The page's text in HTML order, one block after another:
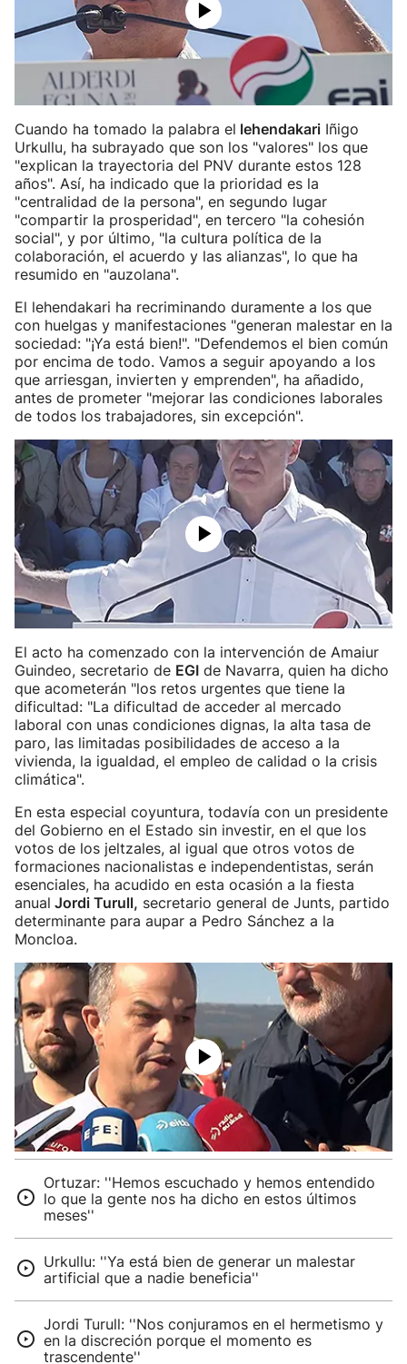
Cuando ha tomado la palabra el lehendakari Iñigo
Urkullu, ha subrayado que son los "valores" los que
"explican la trayectoria del PNV durante estos 128
años". Así, ha indicado que la prioridad es la
"centralidad de la persona", en segundo lugar
"compartir la prosperidad", en tercero "la cohesión
social", y por último, "la cultura política de la
colaboración, el acuerdo y las alianzas", lo que ha
resumido en "auzolana".
El lehendakari ha recriminando duramente a los que
con huelgas y manifestaciones "generan malestar en la
sociedad: "¡Ya está bien!". "Defendemos el bien común
por encima de todo. Vamos a seguir apoyando a los
que arriesgan, invierten y emprenden", ha añadido,
antes de prometer "mejorar las condiciones laborales
de todos los trabajadores, sin excepción".
El acto ha comenzado con la intervención de Amaiur
Guindeo, secretario de EGI de Navarra, quien ha dicho
que acometerán "los retos urgentes que tiene la
dificultad: "La dificultad de acceder al mercado
laboral con unas condiciones dignas, la alta tasa de
paro, las limitadas posibilidades de acceso a la
vivienda, la igualdad, el empleo de calidad o la crisis
climática".
En esta especial coyuntura, todavía con un presidente
del Gobierno en el Estado sin investir, en el que los
votos de los jeltzales, al igual que otros votos de
formaciones nacionalistas e independentistas, serán
esenciales, ha acudido en esta ocasión a la fiesta
anual Jordi Turull, secretario general de Junts, partido
determinante para aupar a Pedro Sánchez a la
Moncloa.
Ortuzar: ''Hemos escuchado y hemos entendido
lo que la gente nos ha dicho en estos últimos
meses''
Urkullu: ''Ya está bien de generar un malestar
artificial que a nadie beneficia''
Jordi Turull: ''Nos conjuramos en el hermetismo y
en la discreción porque el momento es
trascendente''